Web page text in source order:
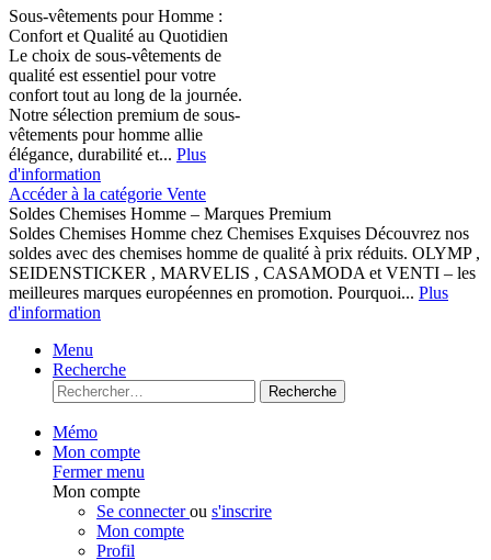
Sous-vêtements pour Homme :
Confort et Qualité au Quotidien
Le choix de sous-vêtements de
qualité est essentiel pour votre
confort tout au long de la journée.
Notre sélection premium de sous-
vêtements pour homme allie
élégance, durabilité et... Plus
d'information
Accéder à la catégorie Vente
Soldes Chemises Homme – Marques Premium
Soldes Chemises Homme chez Chemises Exquises Découvrez nos
soldes avec des chemises homme de qualité à prix réduits. OLYMP ,
SEIDENSTICKER , MARVELIS , CASAMODA et VENTI – les
meilleures marques européennes en promotion. Pourquoi... Plus
d'information
Menu
Recherche
Recherche
Mémo
Mon compte
Fermer menu
Mon compte
Se connecterou s'inscrire
Mon compte
Profil